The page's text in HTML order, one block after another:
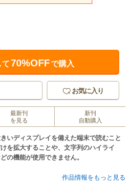
て70%OFFで購入
お気に入り
最新刊
を見る
新刊
自動購入
いディスプレイを備えた端末で読むこと
を拡大することや、文字列のハイライ
の機能が使用できません。
、コミュニケーション疾患だからだ！ 同
作品情報をもっと見る